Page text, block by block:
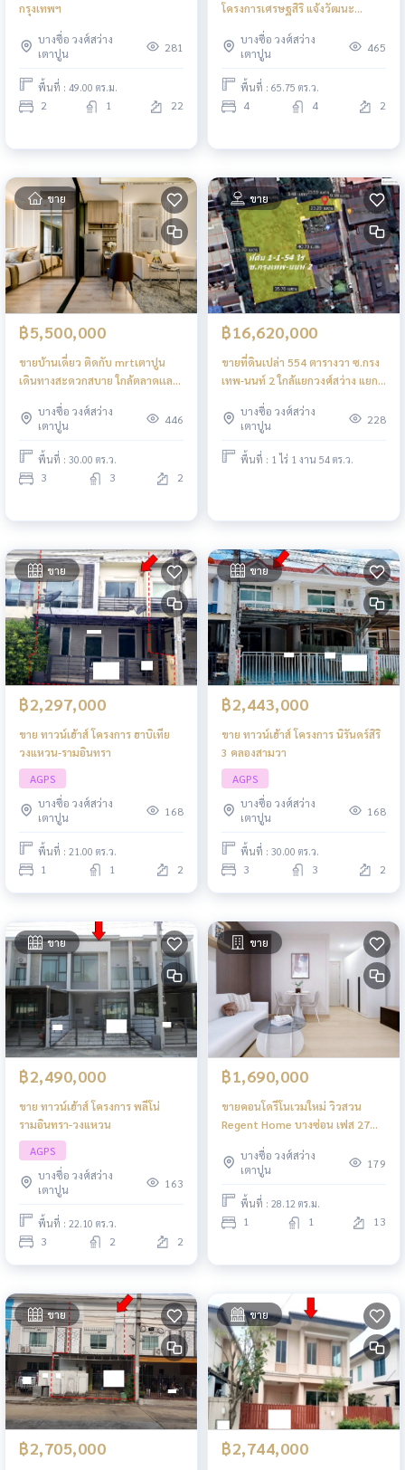
กรุงเทพฯ
บางซื่อ วงศ์สว่าง
เตาปูน
281
พื้นที่ : 49.00 ตร.ม.
2 1 22
โครงการเศรษฐสิริ แจ้งวัฒนะ
บางซื่อ วงศ์สว่าง
เตาปูน
465
พื้นที่ : 65.75 ตร.ว.
4 4 2
ขาย
฿5,500,000
ขายบ้านเดี่ยว ติดกับ mrtเตาปูน
เดินทางสะดวกสบาย ใกล้ตลาดเเละ
บางซื่อ วงศ์สว่าง
เตาปูน
446
พื้นที่ : 30.00 ตร.ว.
3 3 2
ขาย
฿16,620,000
ขายที่ดินเปล่า 554 ตารางวา ซ.กรง
เทพ-นนท์ 2 ใกล้แยกวงศ์สว่าง แยก
บางซื่อ วงศ์สว่าง
เตาปูน
228
พื้นที่ : 1 ไร่ 1 งาน 54 ตร.ว.
ขาย
฿2,297,000
ขาย ทาวน์เฮ้าส์ โครงการ ฮาบิเทีย
วงแหวน-รามอินทรา
AGPS
บางซื่อ วงศ์สว่าง
เตาปูน
168
พื้นที่ : 21.00 ตร.ว.
1 1 2
ขาย
฿2,443,000
ขาย ทาวน์เฮ้าส์ โครงการ นิรันดร์สิริ
3 คลองสามวา
AGPS
บางซื่อ วงศ์สว่าง
เตาปูน
168
พื้นที่ : 30.00 ตร.ว.
3 3 2
ขาย
฿2,490,000
ขาย ทาวน์เฮ้าส์ โครงการ พลีโน่
รามอินทรา-วงแหวน
AGPS
บางซื่อ วงศ์สว่าง
เตาปูน
163
พื้นที่ : 22.10 ตร.ว.
3 2 2
ขาย
฿1,690,000
ขายคอนโดรีโนเวมใหม่ วิวสวน
Regent Home บางซ่อน เฟส 27
บางซื่อ วงศ์สว่าง
เตาปูน
179
พื้นที่ : 28.12 ตร.ม.
1 1 13
ขาย
฿2,705,000
ขาย
฿2,744,000